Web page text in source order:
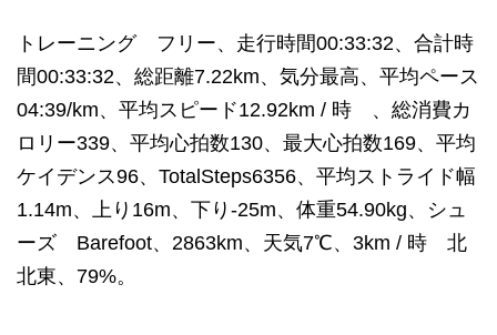
トレーニング フリー、走行時間00:33:32、合計時
間00:33:32、総距離7.22km、気分最高、平均ペース
04:39/km、平均スピード12.92km / 時 、総消費カ
ロリー339、平均心拍数130、最大心拍数169、平均
ケイデンス96、TotalSteps6356、平均ストライド幅
1.14m、上り16m、下り-25m、体重54.90kg、シュ
ーズ Barefoot、2863km、天気7℃、3km / 時 北
北東、79%。